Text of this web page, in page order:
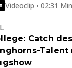
Videoclip • 02:31 Min
Catch